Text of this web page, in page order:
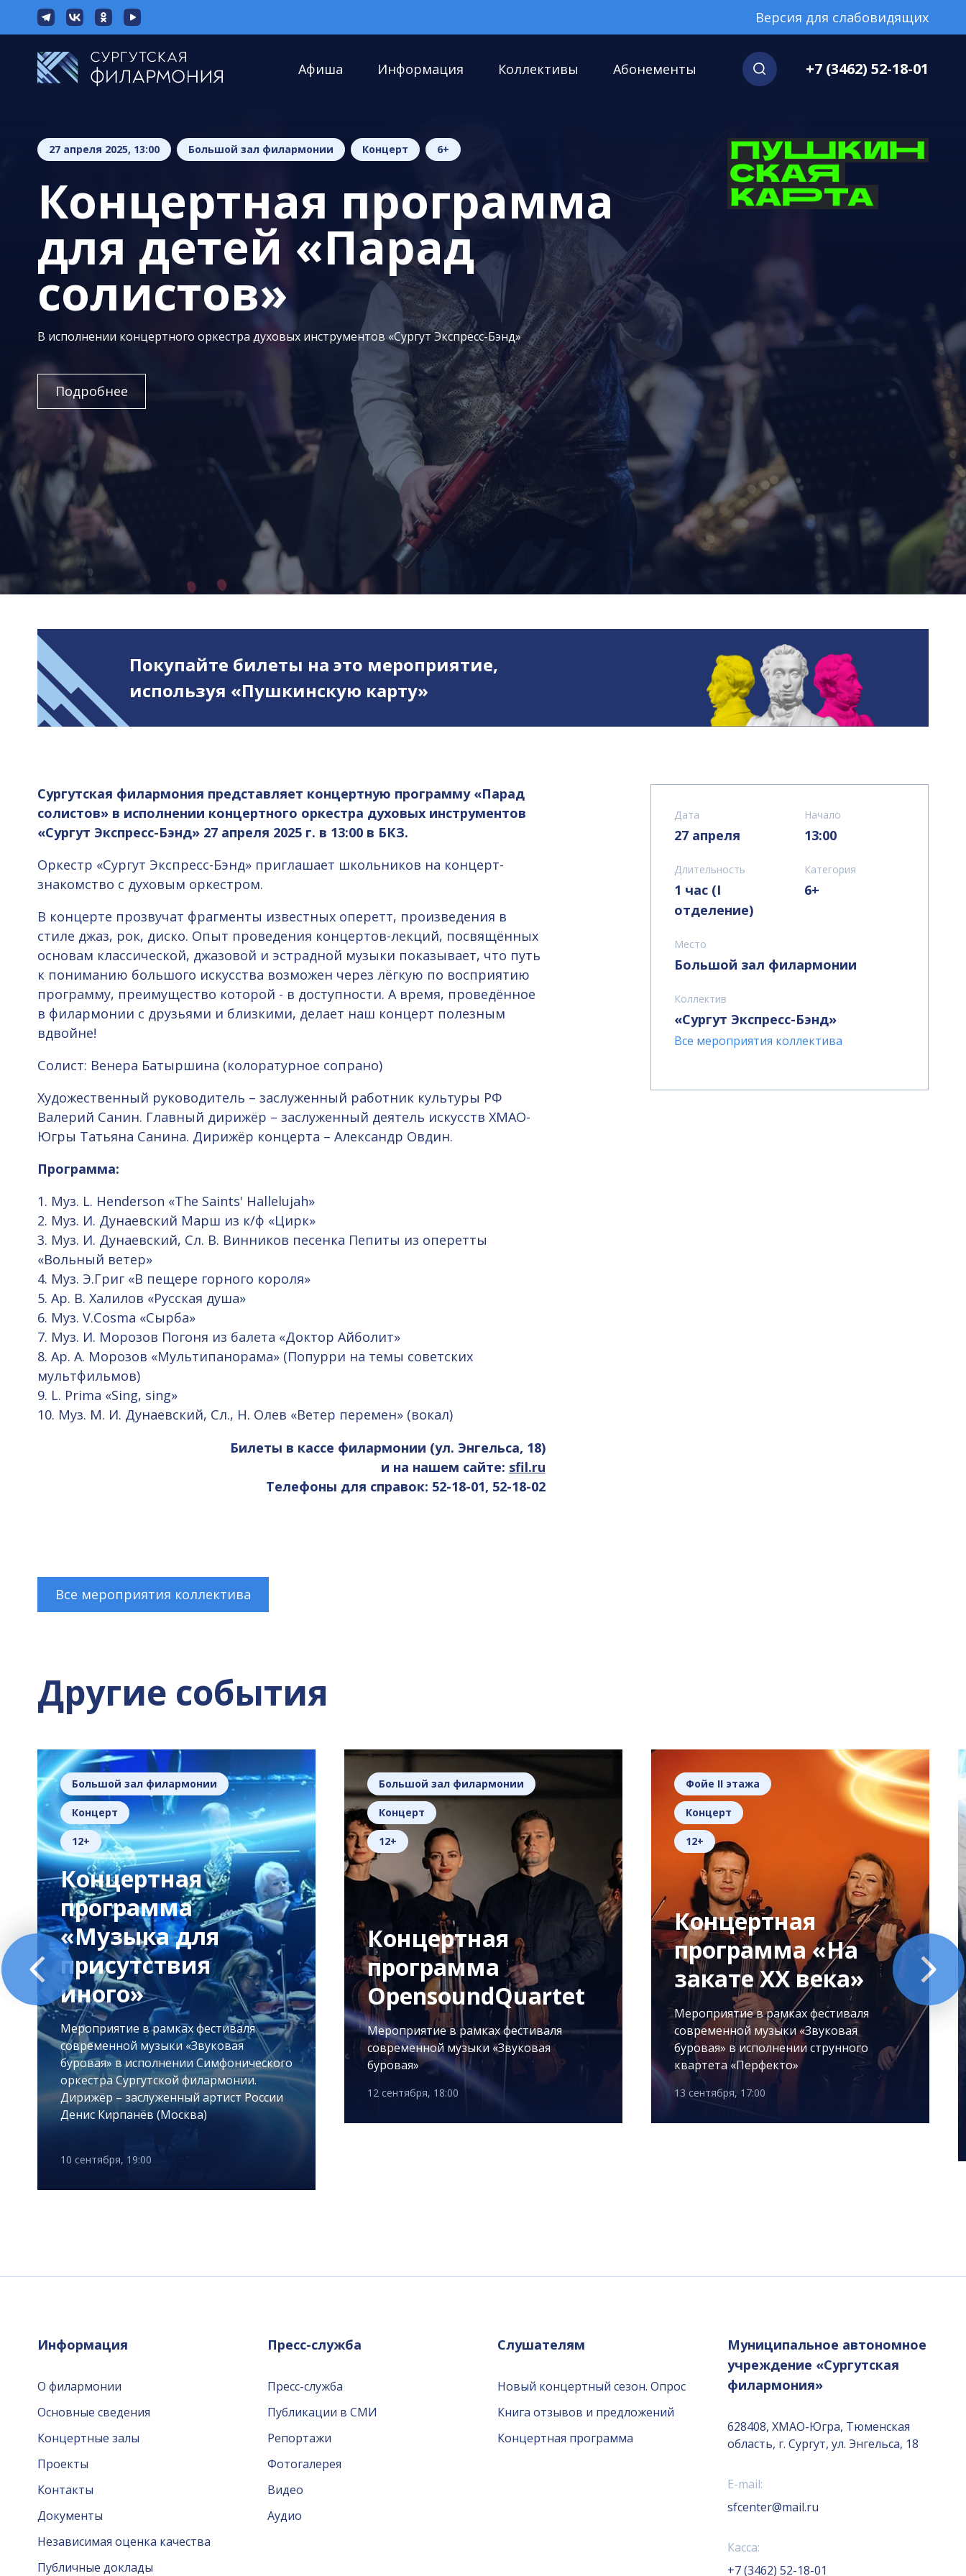
Версия для слабовидящих
Афиша Информация Коллективы Абонементы +7 (3462) 52-18-01
27 апреля 2025, 13:00 Большой зал филармонии Концерт 6+
Концертная программа
для детей «Парад
солистов»
В исполнении концертного оркестра духовых инструментов «Сургут Экспресс-Бэнд»
Подробнее
Покупайте билеты на это мероприятие,
используя «Пушкинскую карту»
Сургутская филармония представляет концертную программу «Парад
солистов» в исполнении концертного оркестра духовых инструментов
«Сургут Экспресс-Бэнд» 27 апреля 2025 г. в 13:00 в БКЗ.
Оркестр «Сургут Экспресс-Бэнд» приглашает школьников на концерт-
знакомство с духовым оркестром.
В концерте прозвучат фрагменты известных оперетт, произведения в
стиле джаз, рок, диско. Опыт проведения концертов-лекций, посвящённых
основам классической, джазовой и эстрадной музыки показывает, что путь
к пониманию большого искусства возможен через лёгкую по восприятию
программу, преимущество которой - в доступности. А время, проведённое
в филармонии с друзьями и близкими, делает наш концерт полезным
вдвойне!
Солист: Венера Батыршина (колоратурное сопрано)
Художественный руководитель – заслуженный работник культуры РФ
Валерий Санин. Главный дирижёр – заслуженный деятель искусств ХМАО-
Югры Татьяна Санина. Дирижёр концерта – Александр Овдин.
Программа:
1. Муз. L. Henderson «The Saints' Hallelujah»
2. Муз. И. Дунаевский Марш из к/ф «Цирк»
3. Муз. И. Дунаевский, Сл. В. Винников песенка Пепиты из оперетты
«Вольный ветер»
4. Муз. Э.Григ «В пещере горного короля»
5. Ар. В. Халилов «Русская душа»
6. Муз. V.Cosma «Сырба»
7. Муз. И. Морозов Погоня из балета «Доктор Айболит»
8. Ар. А. Морозов «Мультипанорама» (Попурри на темы советских
мультфильмов)
9. L. Prima «Sing, sing»
10. Муз. М. И. Дунаевский, Сл., Н. Олев «Ветер перемен» (вокал)
Билеты в кассе филармонии (ул. Энгельса, 18)
и на нашем сайте: sfil.ru
Телефоны для справок: 52-18-01, 52-18-02
Все мероприятия коллектива
Дата
27 апреля
Начало
13:00
Длительность
1 час (I
отделение)
Категория
6+
Место
Большой зал филармонии
Коллектив
«Сургут Экспресс-Бэнд»
Все мероприятия коллектива
Другие события
Большой зал филармонии
Концерт
12+
Концертная
программа
«Музыка для
присутствия
иного»
Мероприятие в рамках фестиваля
современной музыки «Звуковая
буровая» в исполнении Симфонического
оркестра Сургутской филармонии.
Дирижёр – заслуженный артист России
Денис Кирпанёв (Москва)
10 сентября, 19:00
Большой зал филармонии
Концерт
12+
Концертная
программа
OpensoundQuartet
Мероприятие в рамках фестиваля
современной музыки «Звуковая
буровая»
12 сентября, 18:00
Фойе II этажа
Концерт
12+
Концертная
программа «На
закате XX века»
Мероприятие в рамках фестиваля
современной музыки «Звуковая
буровая» в исполнении струнного
квартета «Перфекто»
13 сентября, 17:00
Информация
О филармонии
Основные сведения
Концертные залы
Проекты
Контакты
Документы
Независимая оценка качества
Публичные доклады
Пресс-служба
Пресс-служба
Публикации в СМИ
Репортажи
Фотогалерея
Видео
Аудио
Слушателям
Новый концертный сезон. Опрос
Книга отзывов и предложений
Концертная программа
Муниципальное автономное
учреждение «Сургутская
филармония»
628408, ХМАО-Югра, Тюменская
область, г. Сургут, ул. Энгельса, 18
E-mail:
sfcenter@mail.ru
Касса:
+7 (3462) 52-18-01